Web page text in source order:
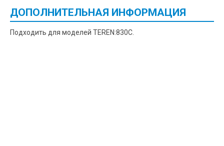
ДОПОЛНИТЕЛЬНАЯ ИНФОРМАЦИЯ
Подходить для моделей TEREN:830С.